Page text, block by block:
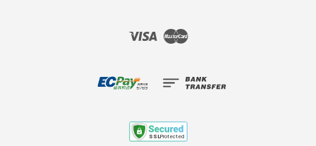
Visa Master